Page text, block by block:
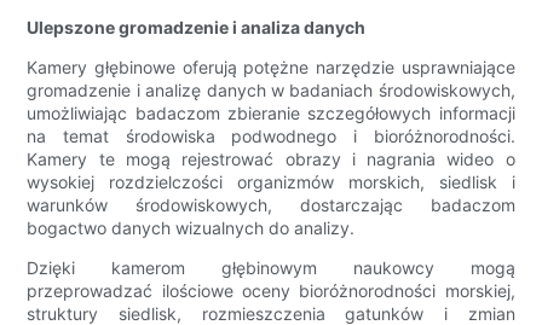
Ulepszone gromadzenie i analiza danych
Kamery głębinowe oferują potężne narzędzie usprawniające
gromadzenie i analizę danych w badaniach środowiskowych,
umożliwiając badaczom zbieranie szczegółowych informacji
na temat środowiska podwodnego i bioróżnorodności.
Kamery te mogą rejestrować obrazy i nagrania wideo o
wysokiej rozdzielczości organizmów morskich, siedlisk i
warunków środowiskowych, dostarczając badaczom
bogactwo danych wizualnych do analizy.
Dzięki kamerom głębinowym naukowcy mogą
przeprowadzać ilościowe oceny bioróżnorodności morskiej,
struktury siedlisk, rozmieszczenia gatunków i zmian